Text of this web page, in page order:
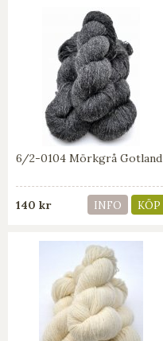
6/2-0104 Mörkgrå Gotland
140 kr INFO KÖP